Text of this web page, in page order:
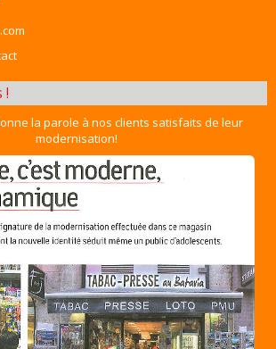
!
la parole à nos clients satisfaits de leur
modernisation!